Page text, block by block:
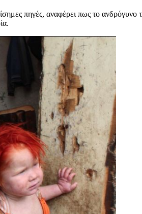
πηγές, αναφέρει πως το